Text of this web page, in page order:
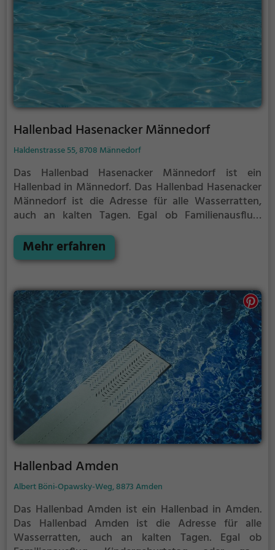
Hallenbad Hasenacker Männedorf
Haldenstrasse 55, 8708 Männedorf
Das Hallenbad Hasenacker Männedorf ist ein
Hallenbad in Männedorf. Das Hallenbad Hasenacker
Männedorf ist die Adresse für alle Wasserratten,
auch an kalten Tagen. Egal ob Familienausflug,
im Hallenbad Hasenacker Männedorf kommt jeder
auf seine Kosten.
Mehr erfahren
Hallenbad Amden
Albert Böni-Opawsky-Weg, 8873 Amden
Das Hallenbad Amden ist ein Hallenbad in Amden.
Das Hallenbad Amden ist die Adresse für alle
Wasserratten, auch an kalten Tagen. Egal ob